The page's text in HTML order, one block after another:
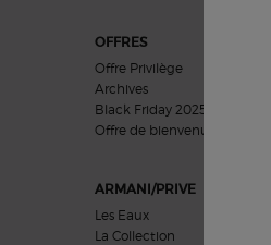
OFFRES
Offre Privilège
Archives
Black Friday 2025
Offre de bienvenue​​
ARMANI/PRIVE
Les Eaux
La Collection